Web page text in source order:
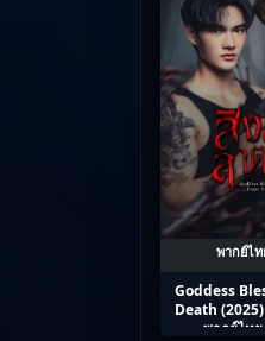
พากย์ไท
Goddess
Death
พากย์ไท